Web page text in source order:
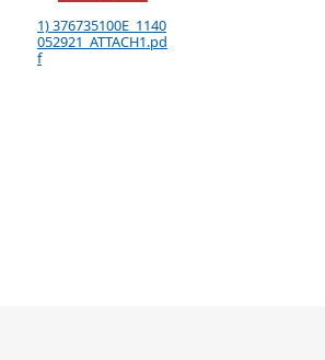
1) 376735100E_1140
052921_ATTACH1.pd
f